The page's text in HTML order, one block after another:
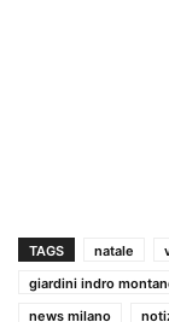
TAGS natale
giardini indro
news milano